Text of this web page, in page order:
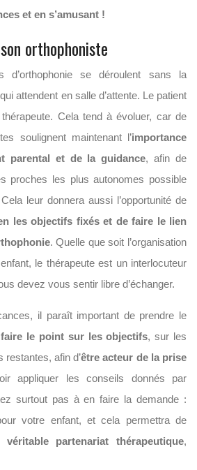
et en s’amusant !
orthophoniste
d’orthophonie se déroulent sans la
attendent en salle d’attente. Le patient
Cela tend à évoluer, car de
soulignent maintenant l’importance
parental et de la guidance, afin de
proches les plus autonomes possible
leur donnera aussi l’opportunité de
les objectifs fixés et de faire le lien
. Quelle que soit l’organisation
le thérapeute est un interlocuteur
devez vous sentir libre d’échanger.
il paraît important de prendre le
faire le point sur les objectifs, sur les
restantes, afin d’être acteur de la prise
appliquer les conseils donnés par
surtout pas à en faire la demande :
votre enfant, et cela permettra de
partenariat thérapeutique,